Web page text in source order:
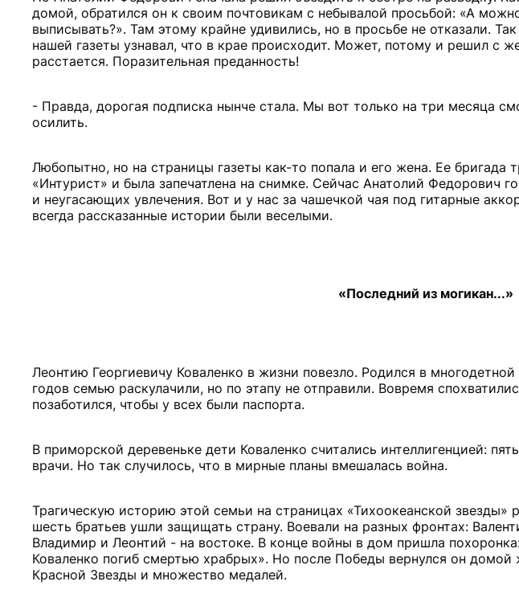
домой, обратился он к своим почтовикам с небывалой просьбой: «А
выписывать?». Там этому крайне удивились, но в просьбе не отказали.
нашей газеты узнавал, что в крае происходит. Может, потому и решил с
расстается. Поразительная преданность!
- Правда, дорогая подписка нынче стала. Мы вот только на три месяца
осилить.
Любопытно, но на страницы газеты как-то попала и его жена. Ее бригада
«Интурист» и была запечатлена на снимке. Сейчас Анатолий Федорович
и неугасающих увлечения. Вот и у нас за чашечкой чая под гитарные
всегда рассказанные истории были веселыми.
«Последний из могикан...»
Леонтию Георгиевичу Коваленко в жизни повезло. Родился в
годов семью раскулачили, но по этапу не отправили. Вовремя
позаботился, чтобы у всех были паспорта.
В приморской деревеньке дети Коваленко считались интеллигенцией:
врачи. Но так случилось, что в мирные планы вмешалась война.
Трагическую историю этой семьи на страницах «Тихоокеанской звезды»
шесть братьев ушли защищать страну. Воевали на разных фронтах:
Владимир и Леонтий - на востоке. В конце войны в дом пришла
Коваленко погиб смертью храбрых». Но после Победы вернулся он
Красной Звезды и множество медалей.